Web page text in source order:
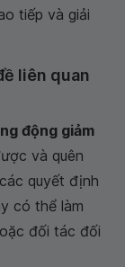
tiếp và giải
liên quan
động giảm
và quên
quyết định
có thể làm
đối tác đối